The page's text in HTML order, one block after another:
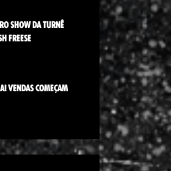
SHOW DA TURNÊ
FREESE
VENDAS COMEÇAM